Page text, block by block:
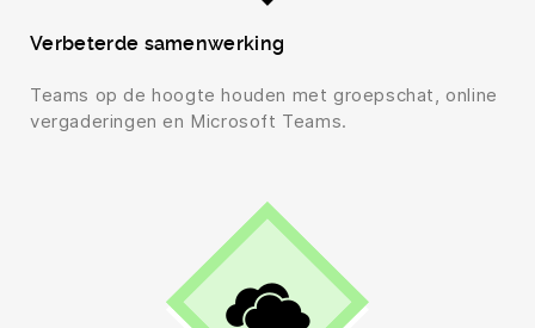
Verbeterde samenwerking
Teams op de hoogte houden met groepschat, online
vergaderingen en Microsoft Teams.